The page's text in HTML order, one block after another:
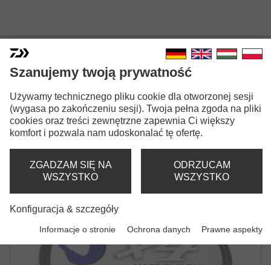
J-BRAID X4
Wersje modeli: 2
Plecionka | ciemno zielony Plecionka | żółty
Szanujemy twoją prywatność
Używamy technicznego pliku cookie dla otworzonej sesji
(wygasa po zakończeniu sesji). Twoja pełna zgoda na pliki
cookies oraz treści zewnętrzne zapewnia Ci większy
komfort i pozwala nam udoskonalać tę ofertę.
ZGADZAM SIĘ NA
WSZYSTKO
ODRZUCAM
WSZYSTKO
Konfiguracja & szczegóły
Informacje o stronie Ochrona danych Prawne aspekty